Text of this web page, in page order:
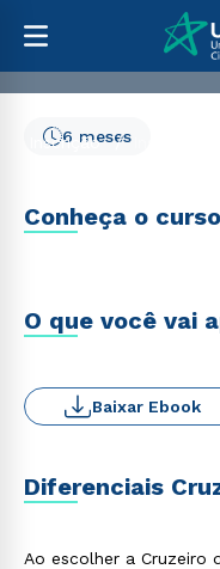
Inscrição
6 meses
Conheça o curso
O que você vai
Baixar Ebook
Diferenciais
Ao escolher a Cruzeiro